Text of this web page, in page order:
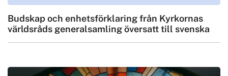
Budskap och enhetsförklaring från Kyrkornas
världsråds generalsamling översatt till svenska